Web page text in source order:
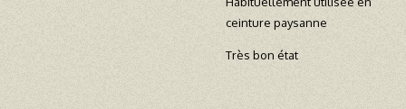
ceinture paysanne
Très bon état